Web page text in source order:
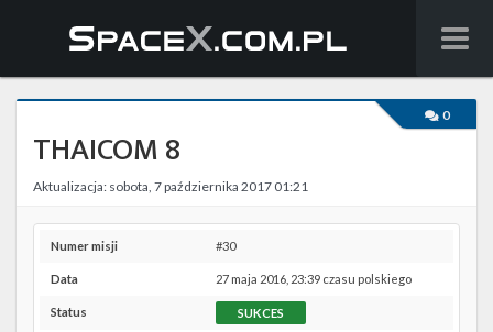
Wiadomości
Baza wiedzy
Starlink
Starship
0
THAICOM 8
Aktualizacja: sobota, 7 października 2017 01:21
Numer misji #30
Data 27 maja 2016, 23:39 czasu polskiego
Status SUKCES